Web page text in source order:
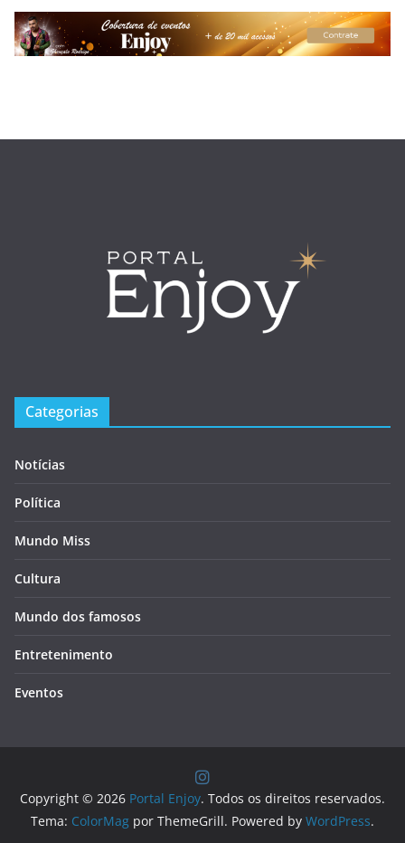
Categorias
Notícias
Política
Mundo Miss
Cultura
Mundo dos famosos
Entretenimento
Eventos
Copyright © 2026 Portal Enjoy. Todos os direitos reservados.
Tema: ColorMag por ThemeGrill. Powered by WordPress.